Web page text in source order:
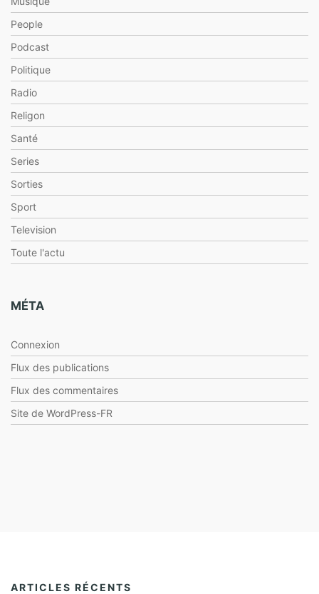
People
Podcast
Politique
Radio
Religon
Santé
Series
Sorties
Sport
Television
Toute l'actu
MÉTA
Connexion
Flux des publications
Flux des commentaires
Site de WordPress-FR
ARTICLES RÉCENTS